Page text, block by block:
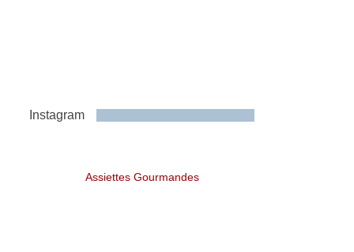
Instagram
Assiettes Gourmandes